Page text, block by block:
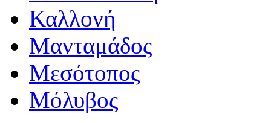
Καλλονή
Μανταμάδος
Μεσότοπος
Μόλυβος